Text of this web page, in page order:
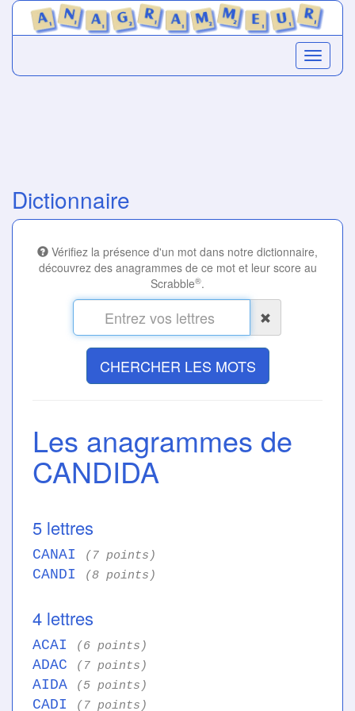
Dictionnaire
Vérifiez la présence d'un mot dans notre dictionnaire,
découvrez des anagrammes de ce mot et leur score au
Scrabble®.
CHERCHER LES MOTS
Les anagrammes de
CANDIDA
5 lettres
CANAI (7 points)
CANDI (8 points)
4 lettres
ACAI (6 points)
ADAC (7 points)
AIDA (5 points)
CADI (7 points)